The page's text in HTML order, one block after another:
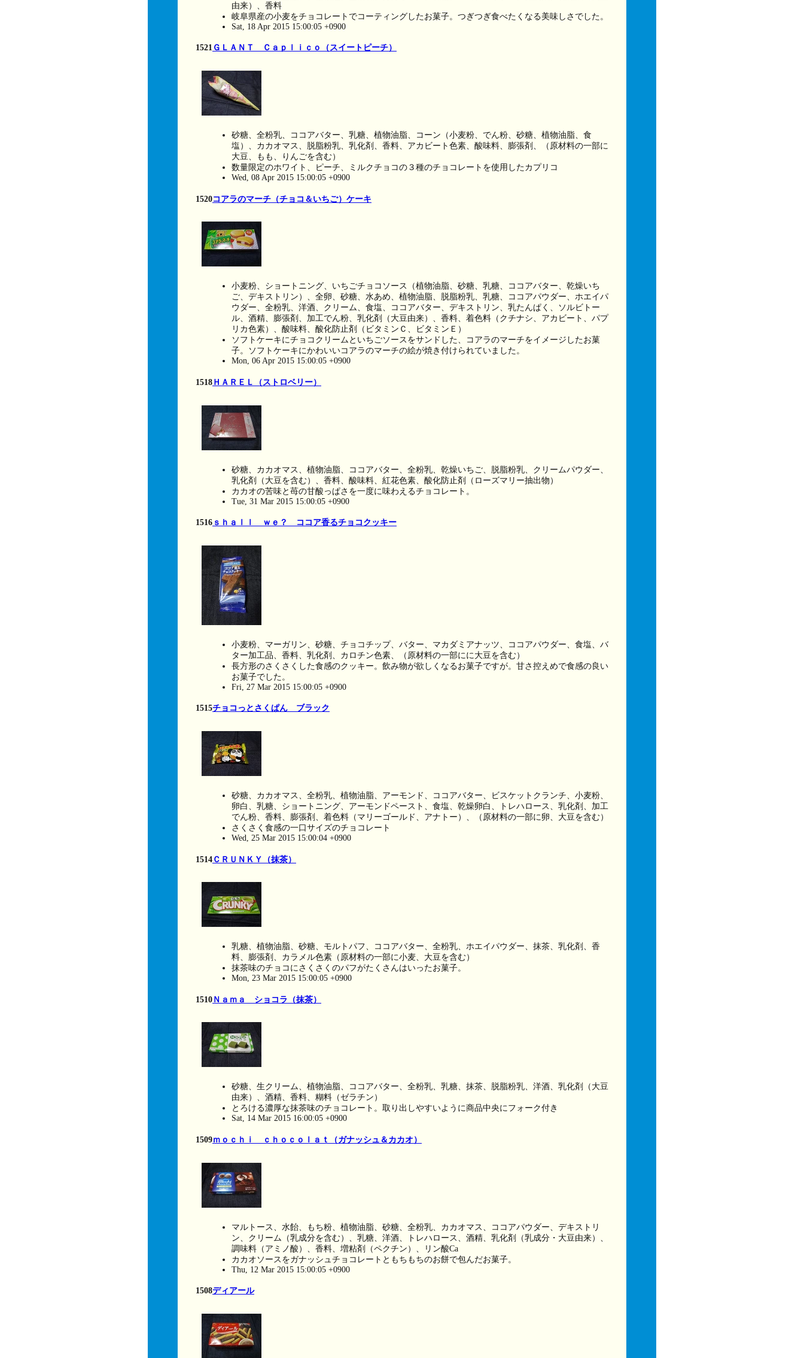
由来）、香料
岐阜県産の小麦をチョコレートでコーティングしたお菓子。つぎつぎ食べたくなる美味しさでした。
Sat, 18 Apr 2015 15:00:05 +0900
1521 ＧＬＡＮＴ Ｃａｐｌｉｃｏ（スイートピーチ）
砂糖、全粉乳、ココアバター、乳糖、植物油脂、コーン（小麦粉、でん粉、砂糖、植物油脂、食
塩）、カカオマス、脱脂粉乳、乳化剤、香料、アカビート色素、酸味料、膨張剤、（原材料の一部に
大豆、もも、りんごを含む）
数量限定のホワイト、ピーチ、ミルクチョコの３種のチョコレートを使用したカプリコ
Wed, 08 Apr 2015 15:00:05 +0900
1520コアラのマーチ（チョコ＆いちご）ケーキ
小麦粉、ショートニング、いちごチョコソース（植物油脂、砂糖、乳糖、ココアバター、乾燥いち
ご、デキストリン）、全卵、砂糖、水あめ、植物油脂、脱脂粉乳、乳糖、ココアパウダー、ホエイパ
ウダー、全粉乳、洋酒、クリーム、食塩、ココアバター、デキストリン、乳たんぱく、ソルビトー
ル、酒精、膨張剤、加工でん粉、乳化剤（大豆由来）、香料、着色料（クチナシ、アカビート、パプ
リカ色素）、酸味料、酸化防止剤（ビタミンＣ、ビタミンＥ）
ソフトケーキにチョコクリームといちごソースをサンドした、コアラのマーチをイメージしたお菓
子。ソフトケーキにかわいいコアラのマーチの絵が焼き付けられていました。
Mon, 06 Apr 2015 15:00:05 +0900
1518 ＨＡＲＥＬ（ストロベリー）
砂糖、カカオマス、植物油脂、ココアバター、全粉乳、乾燥いちご、脱脂粉乳、クリームパウダー、
乳化剤（大豆を含む）、香料、酸味料、紅花色素、酸化防止剤（ローズマリー抽出物）
カカオの苦味と苺の甘酸っぱさを一度に味わえるチョコレート。
Tue, 31 Mar 2015 15:00:05 +0900
1516 ｓｈａｌｌ ｗｅ？ ココア香るチョコクッキー
小麦粉、マーガリン、砂糖、チョコチップ、バター、マカダミアナッツ、ココアパウダー、食塩、バ
ター加工品、香料、乳化剤、カロチン色素、（原材料の一部にに大豆を含む）
長方形のさくさくした食感のクッキー。飲み物が欲しくなるお菓子ですが。甘さ控えめで食感の良い
お菓子でした。
Fri, 27 Mar 2015 15:00:05 +0900
1515チョコっとさくぱん ブラック
砂糖、カカオマス、全粉乳、植物油脂、アーモンド、ココアバター、ビスケットクランチ、小麦粉、
卵白、乳糖、ショートニング、アーモンドペースト、食塩、乾燥卵白、トレハロース、乳化剤、加工
でん粉、香料、膨張剤、着色料（マリーゴールド、アナトー）、（原材料の一部に卵、大豆を含む）
さくさく食感の一口サイズのチョコレート
Wed, 25 Mar 2015 15:00:04 +0900
1514 ＣＲＵＮＫＹ（抹茶）
乳糖、植物油脂、砂糖、モルトパフ、ココアバター、全粉乳、ホエイパウダー、抹茶、乳化剤、香
料、膨張剤、カラメル色素（原材料の一部に小麦、大豆を含む）
抹茶味のチョコにさくさくのパフがたくさんはいったお菓子。
Mon, 23 Mar 2015 15:00:05 +0900
1510 Ｎａｍａ ショコラ（抹茶）
砂糖、生クリーム、植物油脂、ココアバター、全粉乳、乳糖、抹茶、脱脂粉乳、洋酒、乳化剤（大豆
由来）、酒精、香料、糊料（ゼラチン）
とろける濃厚な抹茶味のチョコレート。取り出しやすいように商品中央にフォーク付き
Sat, 14 Mar 2015 16:00:05 +0900
1509ｍｏｃｈｉ ｃｈｏｃｏｌａｔ（ガナッシュ＆カカオ）
マルトース、水飴、もち粉、植物油脂、砂糖、全粉乳、カカオマス、ココアパウダー、デキストリ
ン、クリーム（乳成分を含む）、乳糖、洋酒、トレハロース、酒精、乳化剤（乳成分・大豆由来）、
調味料（アミノ酸）、香料、増粘剤（ペクチン）、リン酸Ca
カカオソースをガナッシュチョコレートともちもちのお餅で包んだお菓子。
Thu, 12 Mar 2015 15:00:05 +0900
1508ディアール